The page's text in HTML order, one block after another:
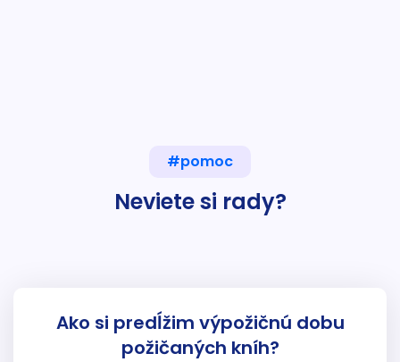
#pomoc
Neviete si rady?
Ako si predĺžim výpožičnú dobu
požičaných kníh?